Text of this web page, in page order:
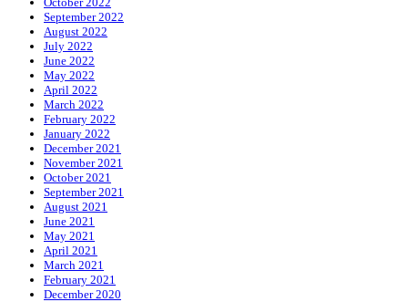
September 2022
August 2022
July 2022
June 2022
May 2022
April 2022
March 2022
February 2022
January 2022
December 2021
November 2021
October 2021
September 2021
August 2021
June 2021
May 2021
April 2021
March 2021
February 2021
December 2020